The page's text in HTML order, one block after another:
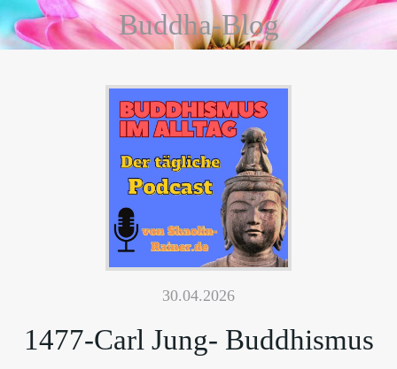
Buddha-Blog
30.04.2026
1477-Carl Jung- Buddhismus